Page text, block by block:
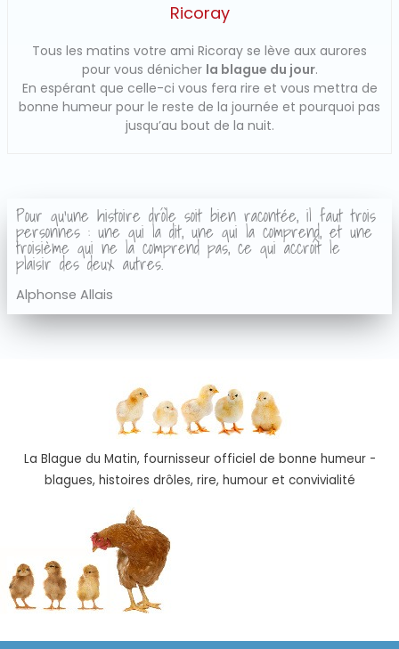
Ricoray
Tous les matins votre ami Ricoray se lève aux aurores
pour vous dénicher la blague du jour.
En espérant que celle-ci vous fera rire et vous mettra de
bonne humeur pour le reste de la journée et pourquoi pas
jusqu’au bout de la nuit.
Pour qu'une histoire drôle soit bien racontée, il faut trois
personnes : une qui la dit, une qui la comprend, et une
troisième qui ne la comprend pas, ce qui accroît le
plaisir des deux autres.
Alphonse Allais
La Blague du Matin, fournisseur officiel de bonne humeur -
blagues, histoires drôles, rire, humour et convivialité